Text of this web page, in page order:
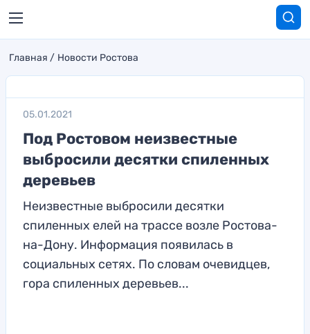
Главная Новости Ростова
05.01.2021
Под Ростовом неизвестные
выбросили десятки спиленных
деревьев
Неизвестные выбросили десятки
спиленных елей на трассе возле Ростова-
на-Дону. Информация появилась в
социальных сетях. По словам очевидцев,
гора спиленных деревьев...